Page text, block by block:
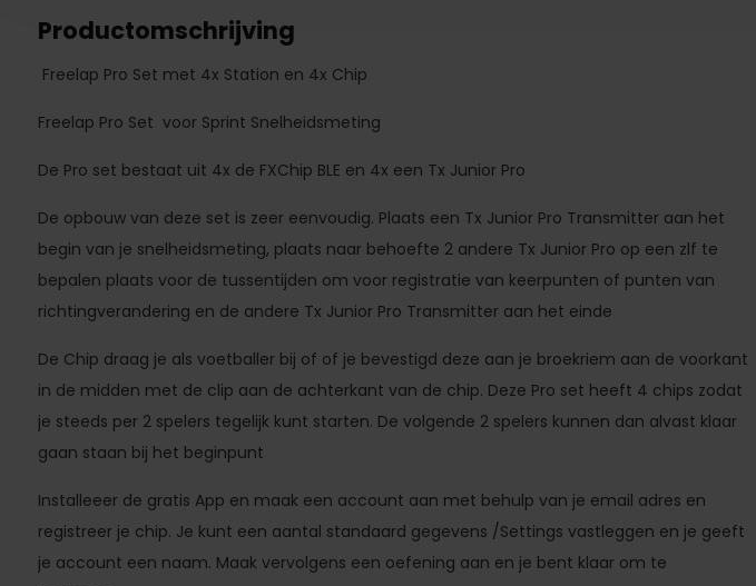
Productomschrijving
Freelap Pro Set met 4x Station en 4x Chip
Freelap Pro Set voor Sprint Snelheidsmeting
De Pro set bestaat uit 4x de FXChip BLE en 4x een Tx Junior Pro
De opbouw van deze set is zeer eenvoudig. Plaats een Tx Junior Pro Transmitter aan het
begin van je snelheidsmeting, plaats naar behoefte 2 andere Tx Junior Pro op een zlf te
bepalen plaats voor de tussentijden om voor registratie van keerpunten of punten van
richtingverandering en de andere Tx Junior Pro Transmitter aan het einde
De Chip draag je als voetballer bij of of je bevestigd deze aan je broekriem aan de voorkant
in de midden met de clip aan de achterkant van de chip. Deze Pro set heeft 4 chips zodat
je steeds per 2 spelers tegelijk kunt starten. De volgende 2 spelers kunnen dan alvast klaar
gaan staan bij het beginpunt
Installeeer de gratis App en maak een account aan met behulp van je email adres en
registreer je chip. Je kunt een aantal standaard gegevens /Settings vastleggen en je geeft
je account een naam. Maak vervolgens een oefening aan en je bent klaar om te